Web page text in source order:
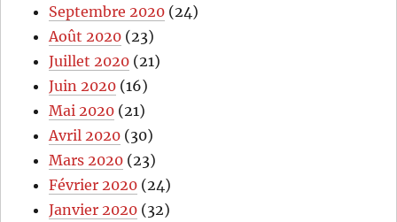
Septembre 2020 (24)
Août 2020 (23)
Juillet 2020 (21)
Juin 2020 (16)
Mai 2020 (21)
Avril 2020 (30)
Mars 2020 (23)
Février 2020 (24)
Janvier 2020 (32)